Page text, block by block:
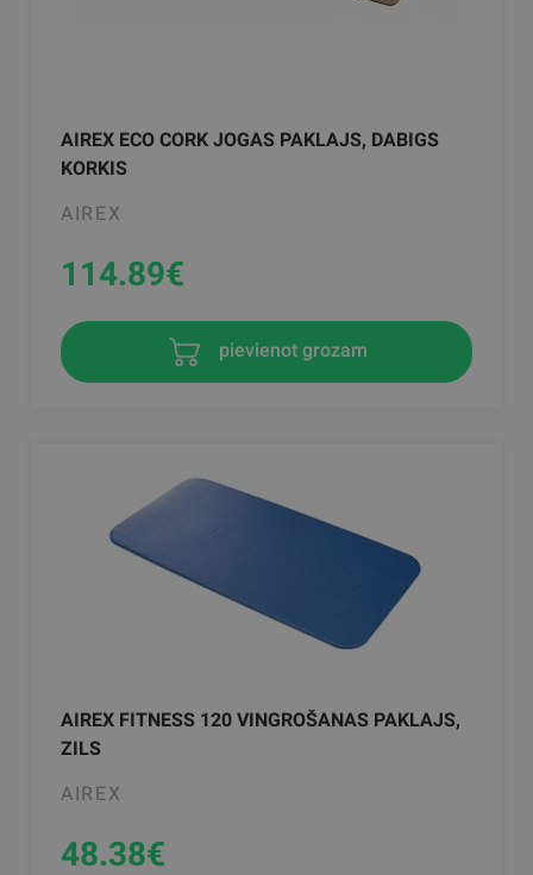
AIREX ECO CORK JOGAS PAKLAJS, DABIGS
KORKIS
AIREX
114.89€
pievienot grozam
AIREX FITNESS 120 VINGROŠANAS PAKLAJS,
ZILS
AIREX
48.38€